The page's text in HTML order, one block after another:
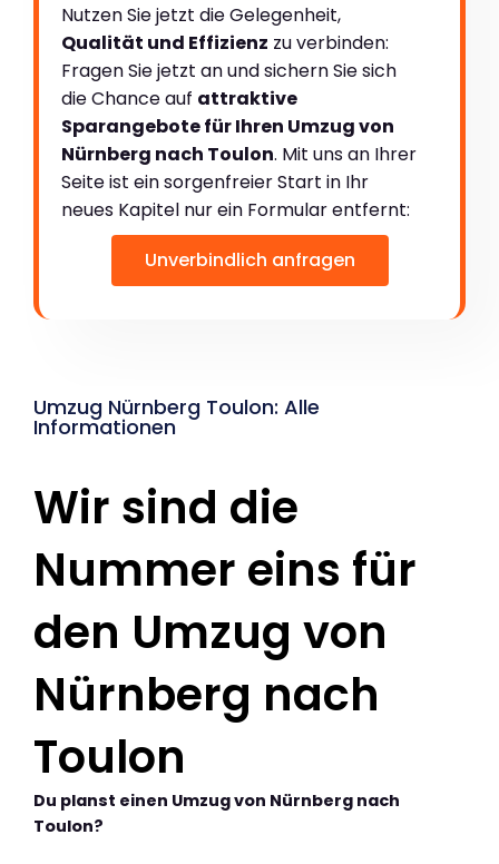
Nutzen Sie jetzt die Gelegenheit,
Qualität und Effizienz zu verbinden:
Fragen Sie jetzt an und sichern Sie sich
die Chance auf attraktive
Sparangebote für Ihren Umzug von
Nürnberg nach Toulon. Mit uns an Ihrer
Seite ist ein sorgenfreier Start in Ihr
neues Kapitel nur ein Formular entfernt:
Unverbindlich anfragen
Umzug Nürnberg Toulon: Alle
Informationen
Wir sind die
Nummer eins für
den Umzug von
Nürnberg nach
Toulon
Du planst einen Umzug von Nürnberg nach
Toulon?